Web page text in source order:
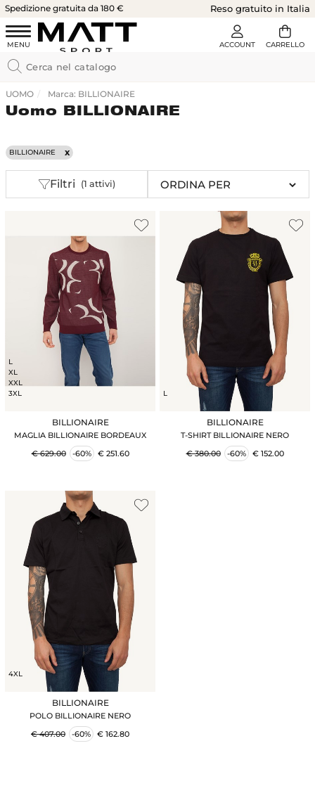
Spedizione gratuita da 180 € Reso gratuito in Italia
UOMO Marca: BILLIONAIRE
Uomo BILLIONAIRE
BILLIONAIRE
Filtri (1 attivi)
L
XL
XXL
3XL
BILLIONAIRE
MAGLIA BILLIONAIRE BORDEAUX
€ 629.00
-60% € 251.60
L
BILLIONAIRE
T-SHIRT BILLIONAIRE NERO
€ 380.00
-60% € 152.00
4XL
BILLIONAIRE
POLO BILLIONAIRE NERO
€ 407.00
-60% € 162.80